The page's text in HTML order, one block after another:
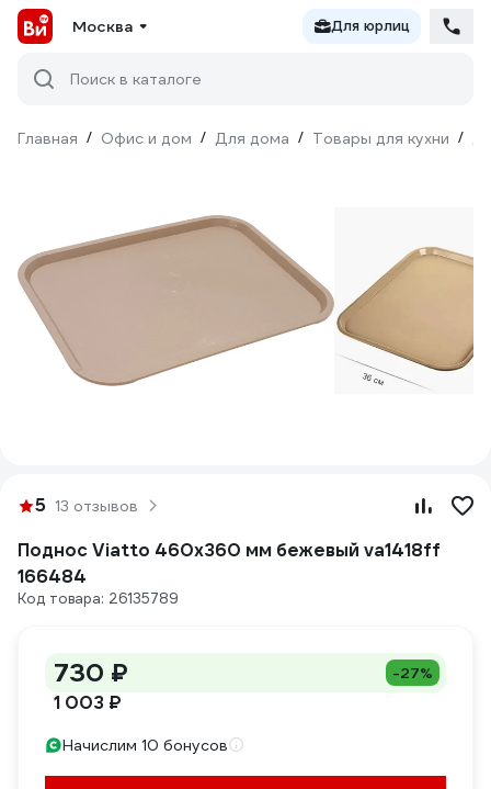
Москва Для юрлиц
Поиск в каталоге
Главная / Офис и дом / Для дома / Товары для кухни /
5 13 отзывов
Поднос Viatto 460x360 мм бежевый va1418ff
166484
Код товара: 26135789
730 ₽ -27%
1 003 ₽
Начислим 10 бонусов